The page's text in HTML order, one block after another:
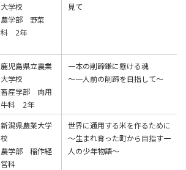
大学校
農学部 野菜
科 2年
見て
鹿児島県立農業
大学校
畜産学部 肉用
牛科 2年
一本の削蹄鎌に懸ける魂
～一人前の削蹄を目指して～
新潟県農業大学
校
農学部 稲作経
営科
世界に通用する米を作るために
～生まれ育った町から目指す一
人の少年物語～